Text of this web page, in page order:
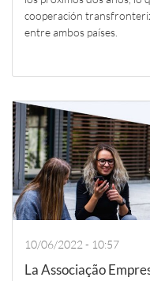
cooperación
entre ambos países.
10/06/2022 - 10:57
La Associação